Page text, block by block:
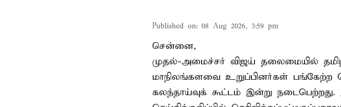
Published on: 08 Aug 2026, 3:59 pm
சென்னை,
முதல்-அமைச்சர் விஜய் தலைமையில்
மாநிலங்களவை உறுப்பினர்கள் பங்கேற்ற
கலந்தாய்வுக் கூட்டம் இன்று